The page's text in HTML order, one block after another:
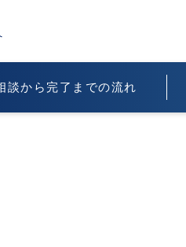
談から完了までの流れ